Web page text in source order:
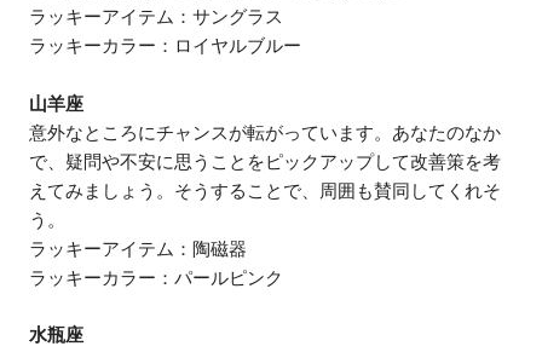
ラッキーアイテム：サングラス
ラッキーカラー：ロイヤルブルー
山羊座
意外なところにチャンスが転がっています。あなたのなか
で、疑問や不安に思うことをピックアップして改善策を考
えてみましょう。そうすることで、周囲も賛同してくれそ
う。
ラッキーアイテム：陶磁器
ラッキーカラー：パールピンク
水瓶座